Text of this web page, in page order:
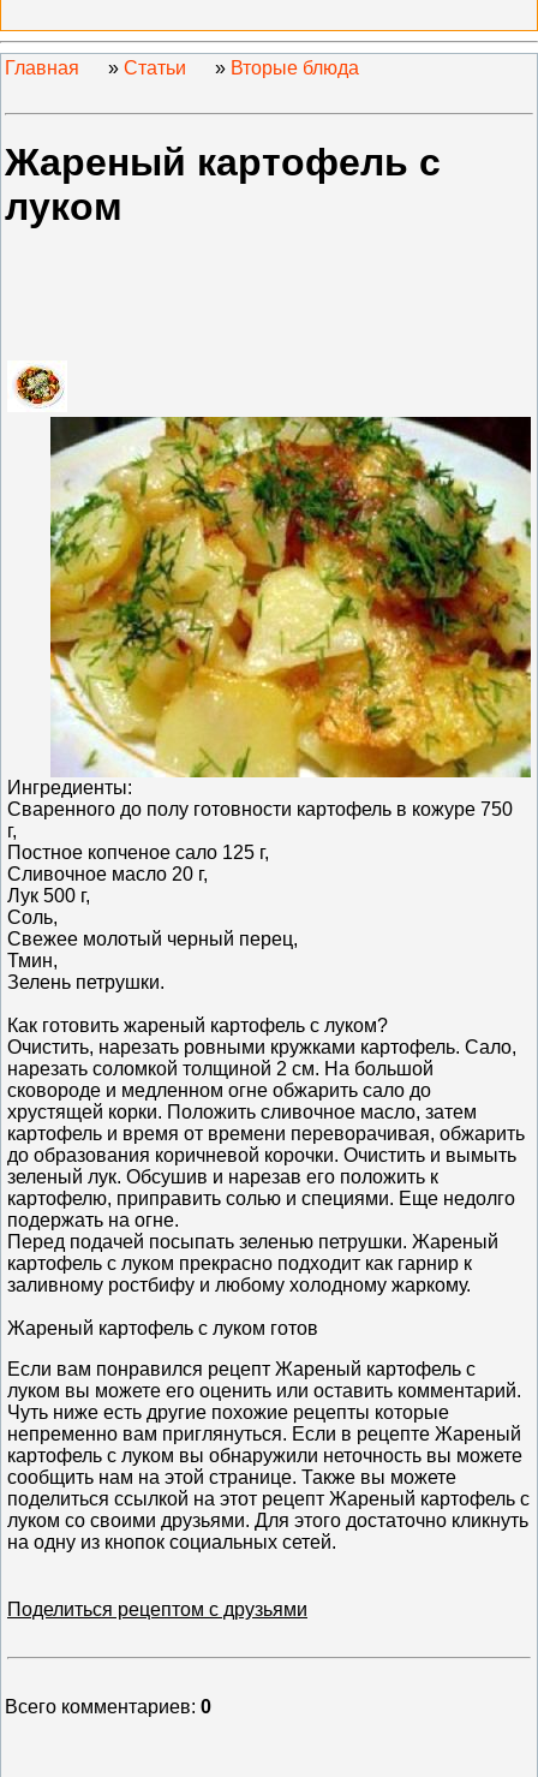
Главная » Статьи » Вторые блюда
Жареный картофель с
луком
Ингредиенты:
Сваренного до полу готовности картофель в кожуре 750
г,
Постное копченое сало 125 г,
Сливочное масло 20 г,
Лук 500 г,
Соль,
Свежее молотый черный перец,
Тмин,
Зелень петрушки.
Как готовить жареный картофель с луком?
Очистить, нарезать ровными кружками картофель. Сало,
нарезать соломкой толщиной 2 см. На большой
сковороде и медленном огне обжарить сало до
хрустящей корки. Положить сливочное масло, затем
картофель и время от времени переворачивая, обжарить
до образования коричневой корочки. Очистить и вымыть
зеленый лук. Обсушив и нарезав его положить к
картофелю, приправить солью и специями. Еще недолго
подержать на огне.
Перед подачей посыпать зеленью петрушки. Жареный
картофель с луком прекрасно подходит как гарнир к
заливному ростбифу и любому холодному жаркому.
Жареный картофель с луком готов
Если вам понравился рецепт Жареный картофель с
луком вы можете его оценить или оставить комментарий.
Чуть ниже есть другие похожие рецепты которые
непременно вам приглянуться. Если в рецепте Жареный
картофель с луком вы обнаружили неточность вы можете
сообщить нам на этой странице. Также вы можете
поделиться ссылкой на этот рецепт Жареный картофель с
луком со своими друзьями. Для этого достаточно кликнуть
на одну из кнопок социальных сетей.
Поделиться рецептом с друзьями
Всего комментариев: 0